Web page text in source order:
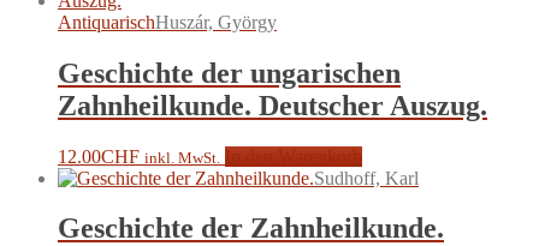
AntiquarischHuszár, György
Geschichte der ungarischen
Zahnheilkunde. Deutscher Auszug.
12.00CHF inkl. MwSt.
Sudhoff, Karl
Geschichte der Zahnheilkunde.